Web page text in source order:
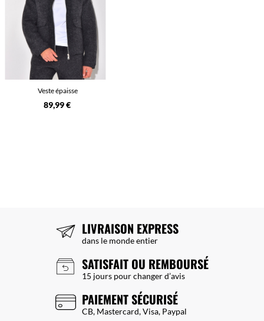
Veste épaisse
89,99 €
LIVRAISON EXPRESS
dans le monde entier
SATISFAIT OU REMBOURSÉ
15 jours pour changer d’avis
PAIEMENT SÉCURISÉ
CB, Mastercard, Visa, Paypal